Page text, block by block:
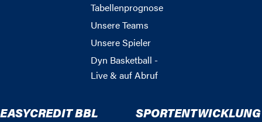
Tabellenprognose
Unsere Teams
Unsere Spieler
Dyn Basketball -
Live & auf Abruf
EASYCREDIT BBL SPORTENTWICKLUNG